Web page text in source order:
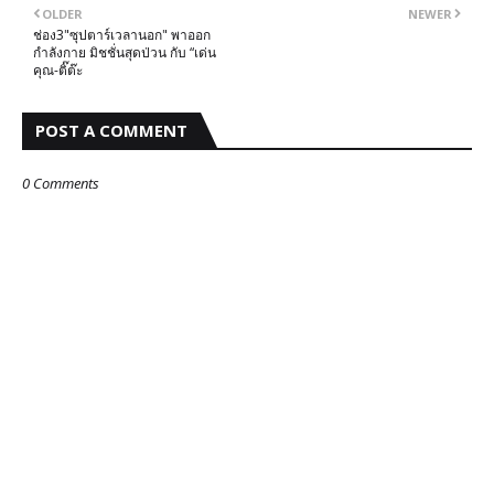
NEWER
OLDER
ช่อง3"ซุปตาร์​เวลานอก" พาออก
กำลังกาย มิชชั่นสุดป่วน กับ “เด่น
คุณ-ติ๊ต๊ะ
POST A COMMENT
0 Comments